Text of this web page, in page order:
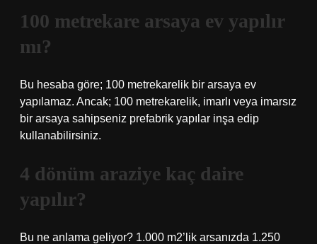
100 metrekare arsaya ev yapılır
mı?
Bu hesaba göre; 100 metrekarelik bir arsaya ev
yapılamaz. Ancak; 100 metrekarelik, imarlı veya imarsız
bir arsaya sahipseniz prefabrik yapılar inşa edip
kullanabilirsiniz.
4 dönüm araziye kaç daire
yapılır?
Bu ne anlama geliyor? 1.000 m2’lik arsanızda 1.250